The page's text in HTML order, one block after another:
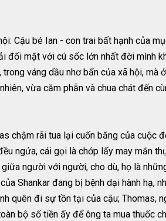
Cậu bé Ian - con trai bất hạnh của
đối mặt với cú sốc lớn nhất đời mình
váng dầu nhơ bẩn của xã hội, mà
vừa căm phẫn và chua chát đến
chậm rãi tua lại cuốn băng của cuộc
ngửa, cái gọi là chớp lấy may mắn
người với người, cho dù, họ là
Shankar đang bị bệnh dại hành hạ,
quên đi sự tồn tại của cậu; Thomas,
bộ số tiền ấy để ông ta mua thuốc